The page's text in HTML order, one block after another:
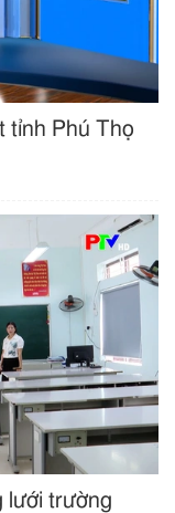
tỉnh Phú Thọ
lưới trường